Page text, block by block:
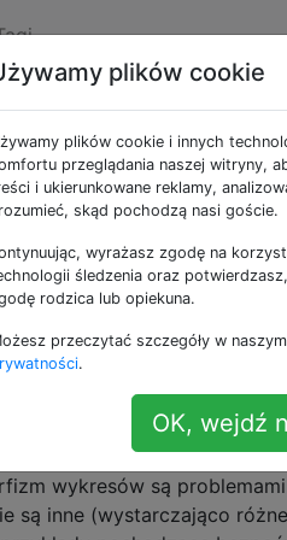
jako np-
NP.
jest dowodem na
38-stronicowy dowód, że
gdzie jeszcze (w
zmienił się z czasem.
wykresów są
są inne (wystarczająco
plików cookie
plików cookie i innych
przeglądania naszej witryny,
i ukierunkowane reklamy,
skąd pochodzą nasi goście.
wyrażasz zgodę na
śledzenia oraz
rodzica lub opiekuna.
przeczytać szczegóły w naszym
.
OK, wejdź